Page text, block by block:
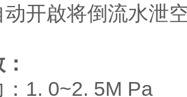
动开啟将倒流水泄
1. 0~2. 5M Pa